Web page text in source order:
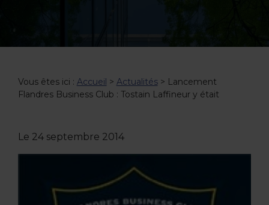
Vous êtes ici : Accueil > Actualités> Lancement
Flandres Business Club : Tostain Laffineur y était
Le 24 septembre 2014